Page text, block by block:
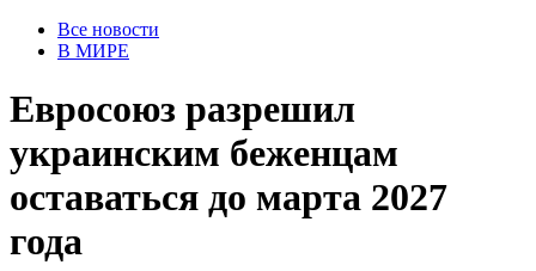
Все новости
В МИРЕ
Евросоюз разрешил
украинским беженцам
оставаться до марта 2027
года